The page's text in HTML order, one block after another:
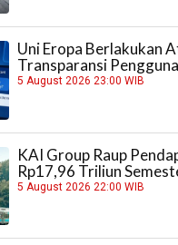
Uni Eropa Berlakukan
Transparansi
5 August 2026 23:00 WIB
KAI Group Raup
Rp17,96 Triliun
5 August 2026 22:00 WIB